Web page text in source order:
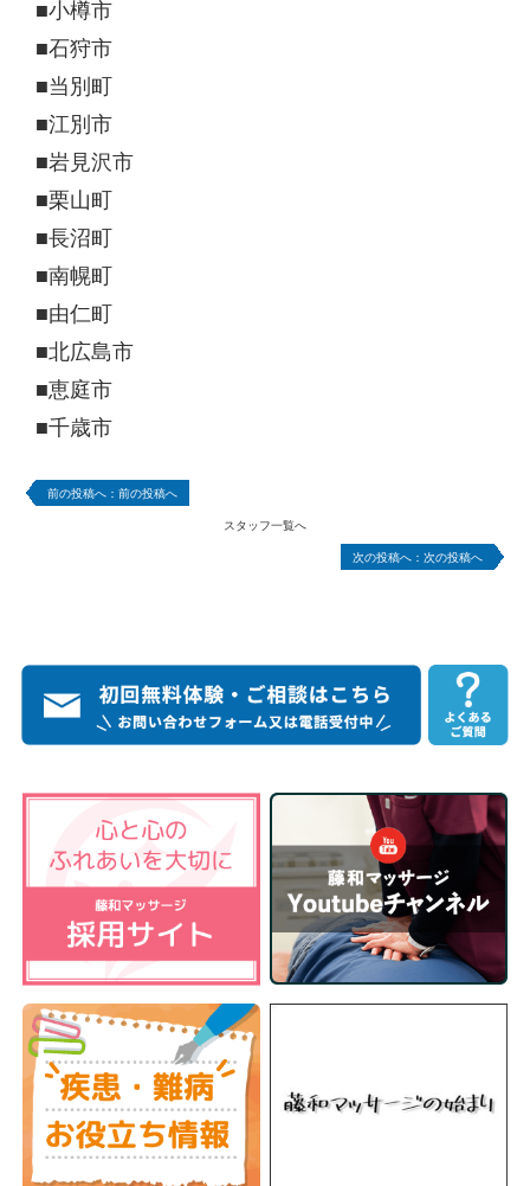
■小樽市
■石狩市
■当別町
■江別市
■岩見沢市
■栗山町
■長沼町
■南幌町
■由仁町
■北広島市
■恵庭市
■千歳市
前の投稿へ
スタッフ一覧へ
次の投稿へ